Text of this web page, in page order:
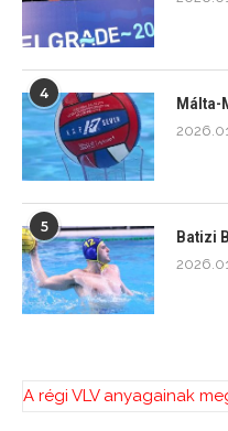
4
Málta-
5
Batizi
A régi VLV anyagainak